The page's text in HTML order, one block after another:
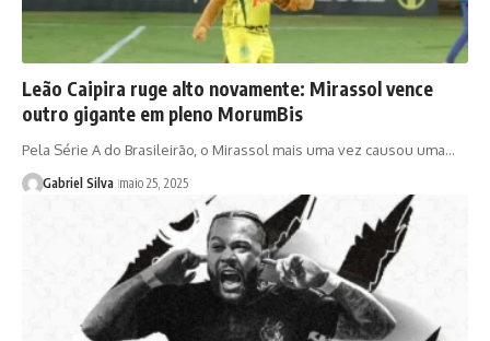
Leão Caipira ruge alto novamente: Mirassol vence
outro gigante em pleno MorumBis
Pela Série A do Brasileirão, o Mirassol mais uma vez causou uma…
Gabriel Silva maio 25, 2025